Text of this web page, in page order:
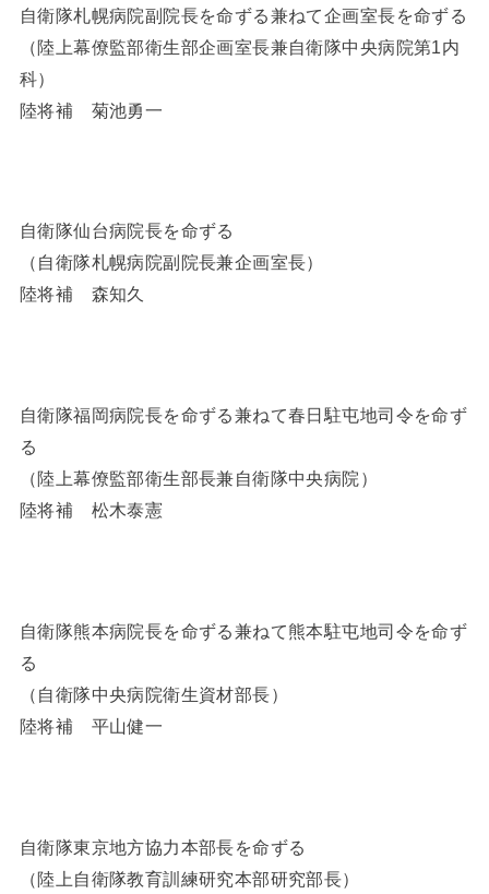
自衛隊札幌病院副院長を命ずる兼ねて企画室長を命ずる
（陸上幕僚監部衛生部企画室長兼自衛隊中央病院第1内
科）
陸将補 菊池勇一
自衛隊仙台病院長を命ずる
（自衛隊札幌病院副院長兼企画室長）
陸将補 森知久
自衛隊福岡病院長を命ずる兼ねて春日駐屯地司令を命ず
る
（陸上幕僚監部衛生部長兼自衛隊中央病院）
陸将補 松木泰憲
自衛隊熊本病院長を命ずる兼ねて熊本駐屯地司令を命ず
る
（自衛隊中央病院衛生資材部長）
陸将補 平山健一
自衛隊東京地方協力本部長を命ずる
（陸上自衛隊教育訓練研究本部研究部長）